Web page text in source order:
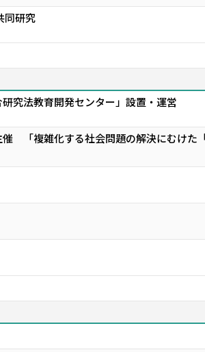
同研究
究法教育開発センター」設置・運営
「複雑化する社会問題の解決にむけた